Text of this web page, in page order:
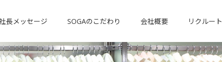
長メッセージ SOGAのこだわり 会社概要 リクルート